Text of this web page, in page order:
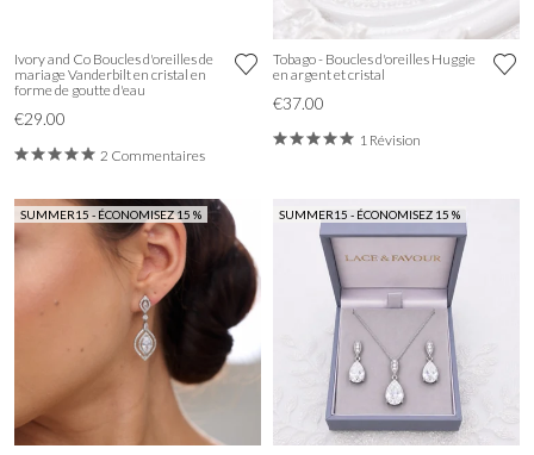
Ivory and Co Boucles d'oreilles de
mariage Vanderbilt en cristal en
forme de goutte d'eau
€29.00
2 Commentaires
Tobago - Boucles d'oreilles Huggie
en argent et cristal
€37.00
1 Révision
SUMMER15 - ÉCONOMISEZ 15 % SUMMER15 - ÉCONOMISEZ 15 %